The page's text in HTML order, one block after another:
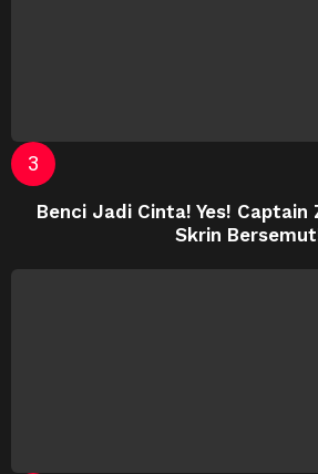
Benci Jadi Cinta! Yes! Captain
Skrin